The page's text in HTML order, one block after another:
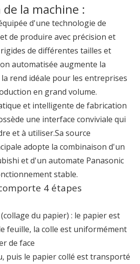
la machine :
d'une technologie de
de produire avec précision et
de différentes tailles et
automatisée augmente la
rend idéale pour les entreprises
en grand volume.
et intelligente de fabrication
une interface conviviale qui
et à utiliser.Sa source
adopte la combinaison d'un
et d'un automate Panasonic
stable.
4 étapes
du papier) : le papier est
feuille, la colle est uniformément
de face
puis le papier collé est transporté